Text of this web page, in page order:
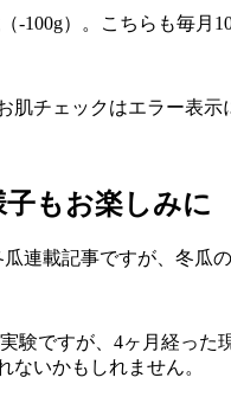
-100g）。こちらも毎月
肌チェックはエラー表示
もお楽しみに
連載記事ですが、冬瓜
験ですが、4ヶ月経っ
ないかもしれません。